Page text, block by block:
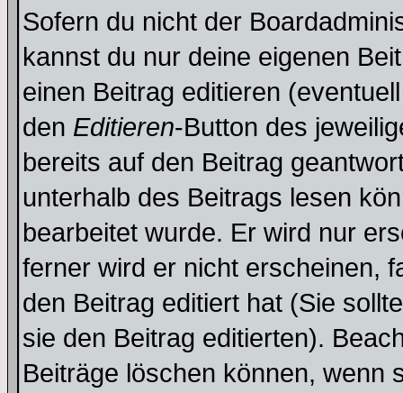
Sofern du nicht der
kannst du nur deine eigenen
einen Beitrag editieren
den Editieren-Button des
bereits auf den Beitrag
unterhalb des Beitrags lesen
bearbeitet wurde. Er wird nur
ferner wird er nicht erscheinen,
den Beitrag editiert hat (Sie
sie den Beitrag editierten).
Beiträge löschen können, wenn